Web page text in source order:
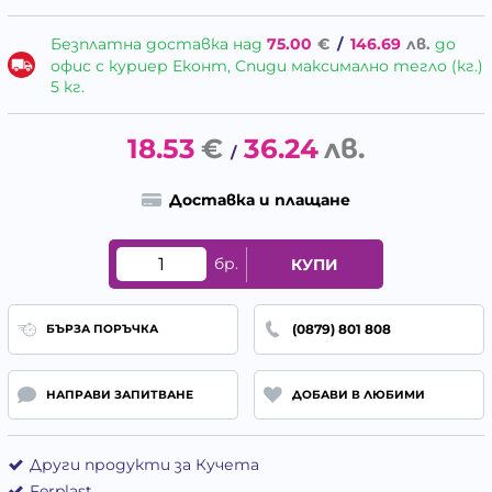
Безплатна доставка над 75.00 € / 146.69 лв. до
офис с куриер Еконт, Спиди максимално тегло (кг.)
5 кг.
18.53 € / 36.24лв.
Доставка и плащане
бр. КУПИ
БЪРЗА ПОРЪЧКА (0879) 801 808
НАПРАВИ ЗАПИТВАНЕ ДОБАВИ В ЛЮБИМИ
Други продукти за Кучета